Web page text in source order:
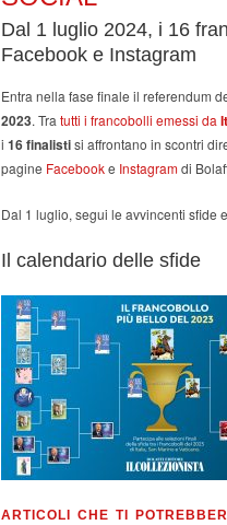
Dal 1 luglio 2024, i 16
Facebook e Instagram
Entra nella fase finale il referendum
2023. Tra tutti i francobolli emessi da
i 16 finalistisi affrontano in scontri
pagine Facebooke Instagramdi
Dal 1 luglio, segui le avvincenti sfide
Il calendario delle sfide
ARTICOLI CHE TI